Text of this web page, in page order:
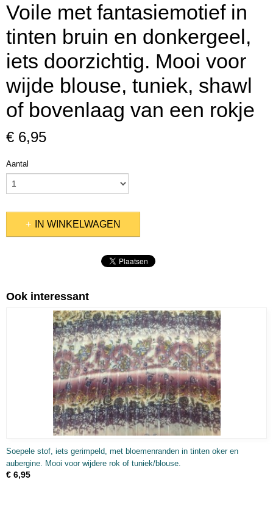
Voile met fantasiemotief in
tinten bruin en donkergeel,
iets doorzichtig. Mooi voor
wijde blouse, tuniek, shawl
of bovenlaag van een rokje
€ 6,95
Aantal
IN WINKELWAGEN
Ook interessant
Soepele stof, iets gerimpeld, met bloemenranden in tinten oker en
aubergine. Mooi voor wijdere rok of tuniek/blouse.
€ 6,95
FEESTSTOFFEN)